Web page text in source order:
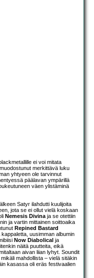
ei voi mitata
merkittävä luku
yhtyeen ole tarvinnut
päälavan ympärillä
väen ylistäminä
Satyr ilahdutti kuulijoita
jota se ei ollut vielä koskaan
Nemesis Divinaja se otettiin
ja vartin mittainen soittoaika
Repined Bastard
kappaletta, uusimman albumin
Now Diabolical ja
näitä puutteita, eikä
aivan liian lyhyt. Soundit
mahdollista – vielä sitäkin
kasassa oli eräs festivaalien